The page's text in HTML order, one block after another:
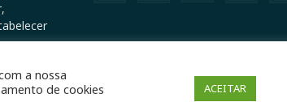
a nossa
de cookies
ACEITAR